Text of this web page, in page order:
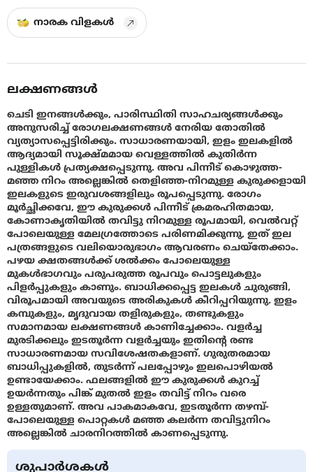
നാരക വിളകൾ
ലക്ഷണങ്ങൾ
ചെടി ഇനങ്ങള്‍ക്കും, പാരിസ്ഥിതി സാഹചര്യങ്ങൾക്കും
അനുസരിച്ച് രോഗലക്ഷണങ്ങൾ നേരിയ തോതിൽ
വ്യത്യാസപ്പെട്ടിരിക്കും. സാധാരണയായി, ഇളം ഇലകളിൽ
ആദ്യമായി സൂക്ഷ്മമായ വെള്ളത്തിൽ കുതിർന്ന
പുള്ളികൾ പ്രത്യക്ഷപ്പെടുന്നു. അവ പിന്നീട് കൊഴുത്ത-
മഞ്ഞ നിറം അല്ലെങ്കില്‍ തെളിഞ്ഞ-നിറമുള്ള കുരുക്കളായി
ഇലകളുടെ ഇരുവശങ്ങളിലും രൂപപ്പെടുന്നു. രോഗം
മൂർച്ഛിക്കവേ, ഈ കുരുക്കൾ പിന്നീട് ക്രമരഹിതമായ,
കോണാകൃതിയിൽ തവിട്ടു നിറമുള്ള രൂപമായി, വെല്‍വറ്റ്
പോലെയുള്ള മേലഗ്രത്തോടെ പരിണമിക്കുന്നു, ഇത് ഇല
പത്രങ്ങളുടെ വലിയൊരുഭാഗം ആവരണം ചെയ്തേക്കാം.
പഴയ ക്ഷതങ്ങൾക്ക് ശല്‍ക്കം പോലെയുള്ള
മുകള്‍ഭാഗവും പരുപരുത്ത രൂപവും പൊട്ടലുകളും
പിളര്‍പ്പുകളും കാണും. ബാധിക്കപ്പെട്ട ഇലകൾ ചുരുങ്ങി,
വിരൂപമായി അവയുടെ അരികുകൾ കീറിപ്പറിയുന്നു. ഇളം
കമ്പുകളും, മൃദുവായ തളിരുകളും, തണ്ടുകളും
സമാനമായ ലക്ഷണങ്ങൾ കാണിച്ചേക്കാം. വളർച്ച
മുരടിക്കലും ഇടതൂർന്ന വളർച്ചയും ഇതിൻ്റെ രണ്ട
സാധാരണമായ സവിശേഷതകളാണ്. ഗുരുതരമായ
ബാധിപ്പുകളിൽ, തുടർന്ന് പലപ്പോഴും ഇലപൊഴിയൽ
ഉണ്ടായേക്കാം. ഫലങ്ങളിൽ ഈ കുരുക്കൾ കുറച്ച്
ഉയർന്നതും പിങ്ക് മുതല്‍ ഇളം തവിട്ട് നിറം വരെ
ഉള്ളതുമാണ്. അവ പാകമാകവേ, ഇടതൂർന്ന തഴമ്പ്-
പോലെയുള്ള പൊറ്റകൾ മഞ്ഞ കലർന്ന തവിട്ടുനിറം
അല്ലെങ്കിൽ ചാരനിറത്തിൽ കാണപ്പെടുന്നു.
ശുപാർശകൾ